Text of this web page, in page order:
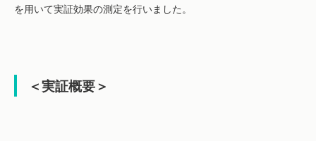
を用いて実証効果の測定を行いました 。
＜実証概要＞